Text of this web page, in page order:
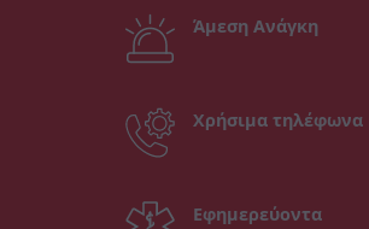
Άμεση Ανάγκη
Χρήσιμα τηλέφωνα
Εφημερεύοντα